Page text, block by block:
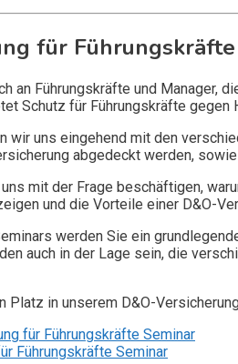
für
an Führungskräfte und Manager,
Schutz für Führungskräfte
wir uns eingehend mit den
abgedeckt werden,
mit der Frage beschäftigen,
und die Vorteile einer D&O-
werden Sie ein
auch in der Lage sein, die
Platz in unserem D&O-
für Führungskräfte Seminar
Führungskräfte Seminar